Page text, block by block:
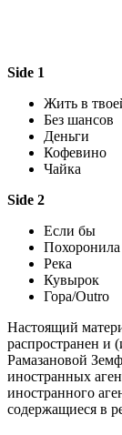
Side 1
Жить в
Без шансов
Деньги
Кофевино
Чайка
Side 2
Если бы
Похоронила
Река
Кувырок
Гора/Outro
Настоящий
распространен и
Рамазановой
иностранных
иностранного
содержащиеся в